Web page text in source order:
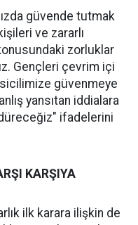
güvende tutmak
ve zararlı
zorluklar
Gençleri çevrim içi
güvenmeye
yansıtan iddialara
ifadelerini
KARŞIYA
ilk karara ilişkin de